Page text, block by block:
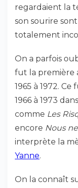
regardaient la
son sourire
totalement
On a parfois
fut la première
1965 à 1972.
1966 à 1973
comme Les
encore Nous
interprète la
Yanne.
On la connaît